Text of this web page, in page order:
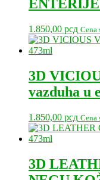
1.850,00 рсд Cena
3D
vazduha u
1.850,00 рсд Cena
3D